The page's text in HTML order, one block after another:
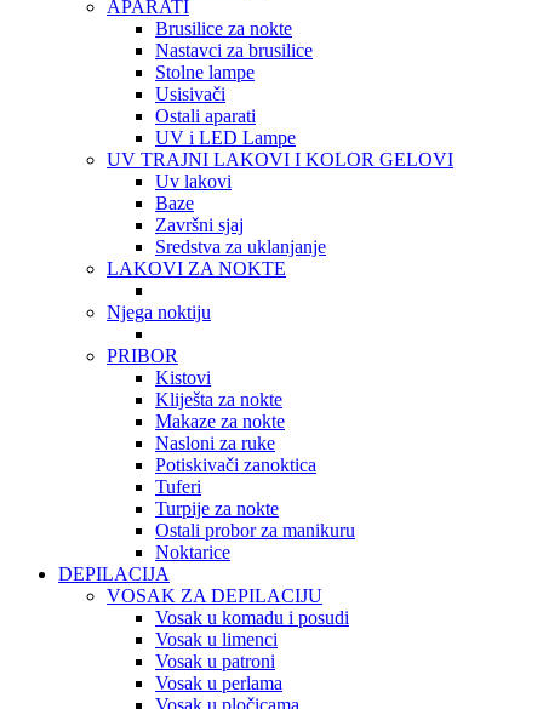
APARATI
Brusilice za nokte
Nastavci za brusilice
Stolne lampe
Usisivači
Ostali aparati
UV i LED Lampe
UV TRAJNI LAKOVI I KOLOR GELOVI
Uv lakovi
Baze
Završni sjaj
Sredstva za uklanjanje
LAKOVI ZA NOKTE
Njega noktiju
PRIBOR
Kistovi
Kliješta za nokte
Makaze za nokte
Nasloni za ruke
Potiskivači zanoktica
Tuferi
Turpije za nokte
Ostali probor za manikuru
Noktarice
DEPILACIJA
VOSAK ZA DEPILACIJU
Vosak u komadu i posudi
Vosak u limenci
Vosak u patroni
Vosak u perlama
Vosak u pločicama